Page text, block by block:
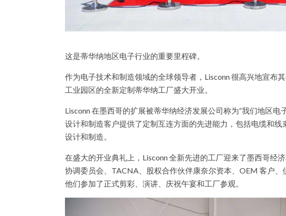
这是蒂华纳地区电子行业的重要里程碑。
作为电子技术和制造领域的全球领导者，Lisconn 很高兴地宣布
工业园区的全新定制蒂华纳工厂盛大开业。
Lisconn 在墨西哥的扩展被蒂华纳经济发展公司称为“我们地区
设计和制造客户提供了定制互连方面的先进能力，包括电缆和
设计和制造。
在盛大的开业典礼上，Lisconn 全新先进的工厂迎来了墨西哥经
协调委员会、TACNA、股权合作伙伴康奈尔资本、OEM 客户、
他们参加了正式剪彩、演讲、庆祝午宴和工厂参观。